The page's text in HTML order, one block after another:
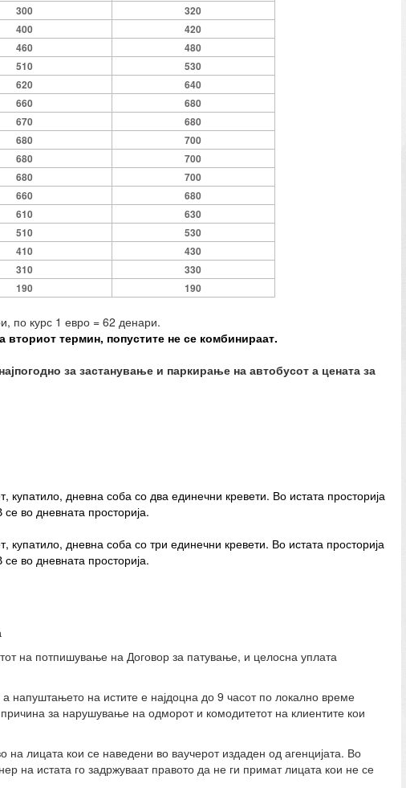
300
320
400
420
460
480
510
530
620
640
660
680
670
680
680
700
680
700
680
700
660
680
610
630
510
530
410
430
310
330
190 190
по курс 1 евро = 62 денари.
вториот термин, попустите не се комбинираат.
за застанување и паркирање на автобусота цената за
дневна соба со два единечни кревети. Во истата просторија
во дневната просторија.
дневна соба со три единечни кревети. Во истата просторија
во дневната просторија.
на потпишување на Договор за патување, и целосна уплата
напуштањето на истите е најдоцна до 9 часот по локално време
за нарушување на одморот и комодитетот на клиентите кои
лицата кои се наведени во ваучерот издаден од агенцијата. Во
на истата го задржуваат правото да не ги примат лицата кои не се